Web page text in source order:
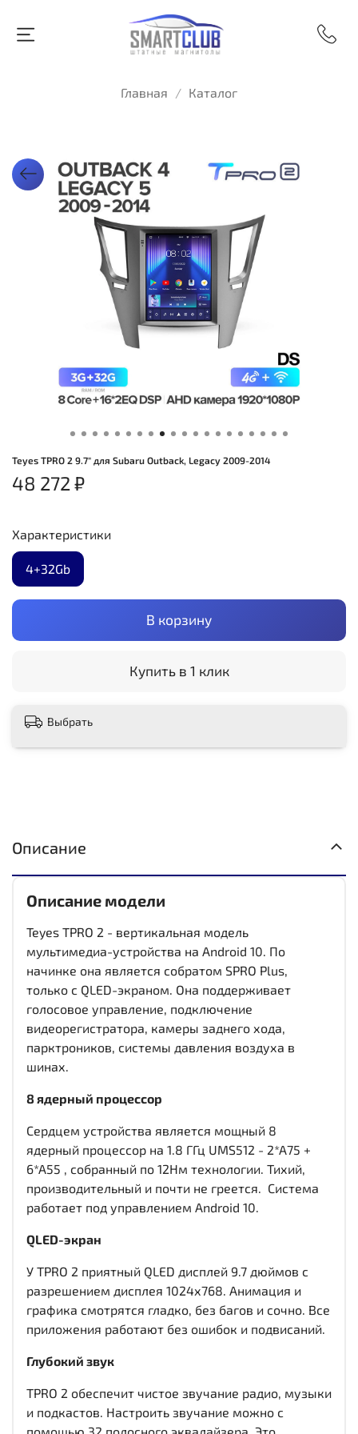
Главная Каталог
Teyes TPRO 2 9.7" для Subaru Outback, Legacy 2009-2014
48 272 ₽
В корзину
Купить в 1 клик
Характеристики
4+32Gb
Выбрать
Описание
Описание модели
Teyes TPRO 2 - вертикальная модель
мультимедиа-устройства на Android 10. По
начинке она является собратом SPRO Plus,
только с QLED-экраном. Она поддерживает
голосовое управление, подключение
видеорегистратора, камеры заднего хода,
парктроников, системы давления воздуха в
шинах.
8 ядерный процессор
Сердцем устройства является мощный 8
ядерный процессор на 1.8 ГГц UMS512 - 2*A75 +
6*A55 , собранный по 12Нм технологии. Тихий,
производительный и почти не греется. Система
работает под управлением Android 10.
QLED-экран
У TPRO 2 приятный QLED дисплей 9.7 дюймов c
разрешением дисплея 1024х768. Анимация и
графика смотрятся гладко, без багов и сочно. Все
приложения работают без ошибок и подвисаний.
Глубокий звук
TPRO 2 обеспечит чистое звучание радио, музыки
и подкастов. Настроить звучание можно с